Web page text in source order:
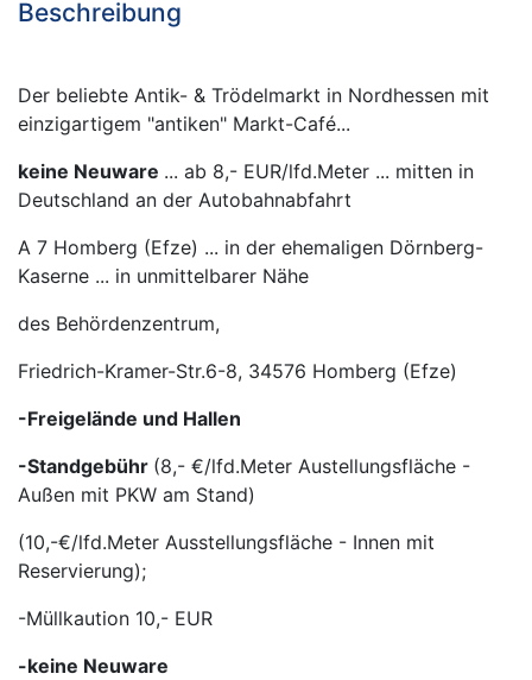
Beschreibung
Der beliebte Antik- & Trödelmarkt in Nordhessen mit
einzigartigem "antiken" Markt-Café...
keine Neuware ... ab 8,- EUR/lfd.Meter ... mitten in
Deutschland an der Autobahnabfahrt
A 7 Homberg (Efze) ... in der ehemaligen Dörnberg-
Kaserne ... in unmittelbarer Nähe
des Behördenzentrum,
Friedrich-Kramer-Str.6-8, 34576 Homberg (Efze)
-Freigelände und Hallen
-Standgebühr (8,- €/lfd.Meter Austellungsfläche -
Außen mit PKW am Stand)
(10,-€/lfd.Meter Ausstellungsfläche - Innen mit
Reservierung);
-Müllkaution 10,- EUR
-keine Neuware